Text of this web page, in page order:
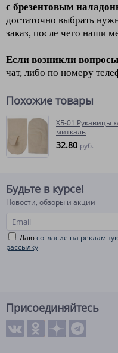
с брезентовым
достаточно выбрать
заказ, после чего наши
Если возникли вопросы
чат, либо по номеру
Похожие товары
ХБ-01 Рукавицы
миткаль
32.80 руб.
Будьте в курсе!
Новости, обзоры и акции
Даюсогласие на
рассылку
Присоединяйтесь